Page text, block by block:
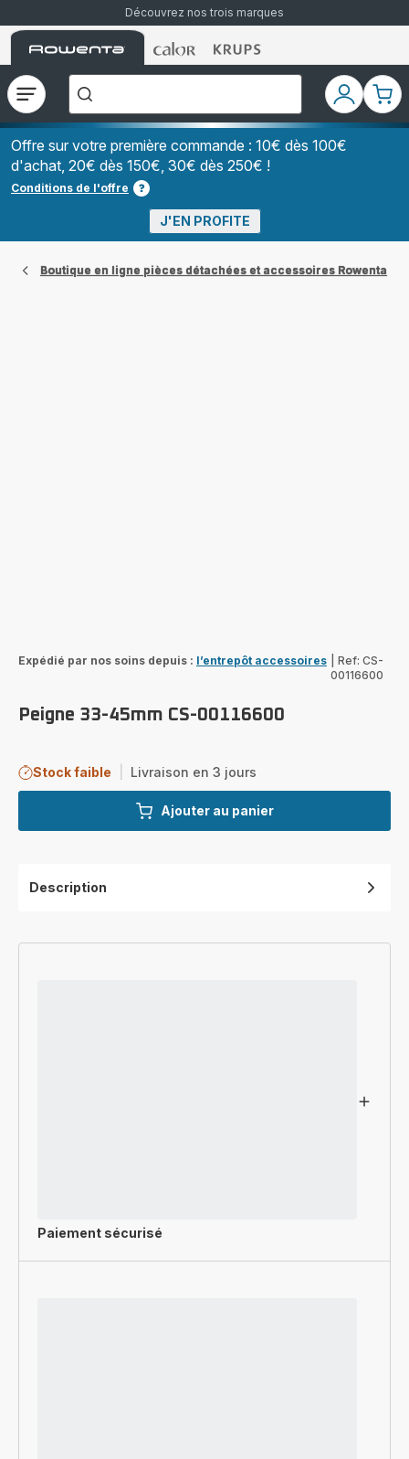
Découvrez nos trois marques
Accueil
Rowenta
Accueil
Rowenta
Accueil
Rowenta
Ouvrir
le
menu
recherchez-
vous
?","Aspirateurs
à
Grains","Centrales
Vapeurs","Sèche
Cheveux"]
Mon
compte
Mon
Offre sur votre première commande : 10€ dès 100€
d'achat, 20€ dès 150€, 30€ dès 250€ !
Conditions de l'offre
J'EN PROFITE
Boutique en ligne pièces détachées et accessoires Rowenta
Expédié par nos soins depuis : l’entrepôt accessoires
Ref: CS-
00116600
Peigne 33-45mm CS-00116600
Stock faible Livraison en 3 jours
Ajouter au panier
Description
Paiement sécurisé